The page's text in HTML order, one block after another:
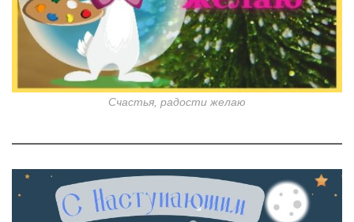
Счастья, радости желаю